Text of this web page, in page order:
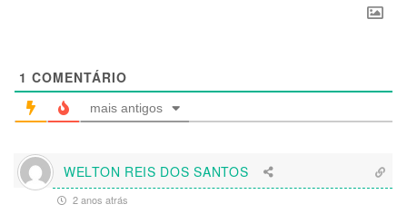
1 COMENTÁRIO
mais antigos
WELTON REIS DOS SANTOS
2 anos atrás